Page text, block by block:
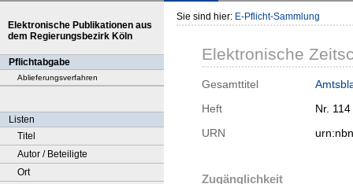
Elektronische Publikationen aus
dem Regierungsbezirk Köln
Pflichtabgabe
Ablieferungsverfahren
Listen
Titel
Autor / Beteiligte
Ort
Sie sind hier: E-Pflicht-Sammlung
Elektronische
Gesamttitel
Heft
Nr. 114
URN
Zugänglichkeit